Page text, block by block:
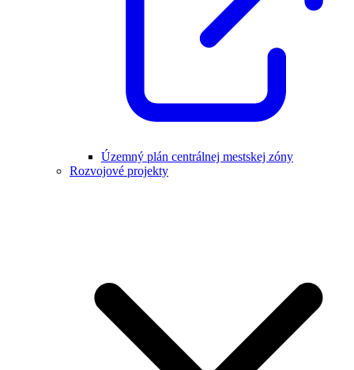
Územný plán centrálnej mestskej zóny
Rozvojové projekty